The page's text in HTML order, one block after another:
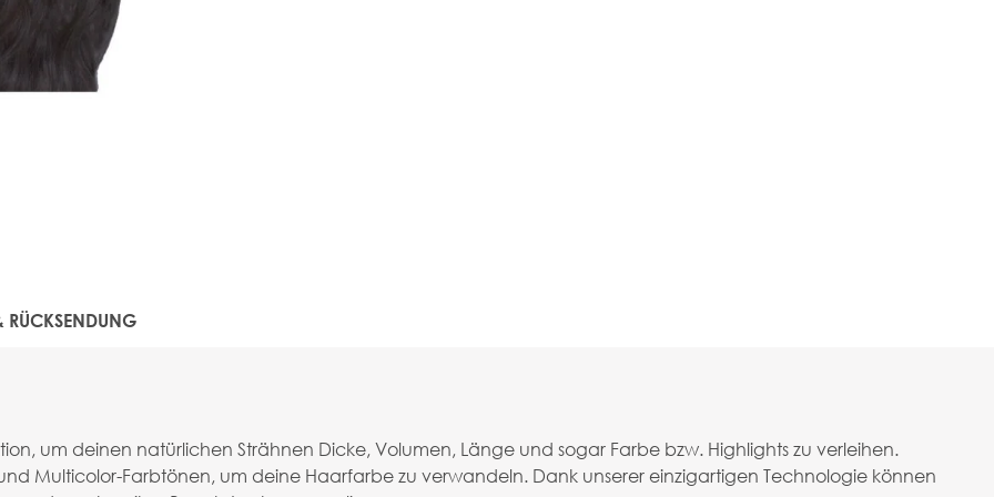
RÜCKSENDUNG
um deinen natürlichen Strähnen Dicke, Volumen, Länge und sogar Farbe bzw. Highlights zu verleihen.
Multicolor-Farbtönen, um deine Haarfarbe zu verwandeln. Dank unserer einzigartigen Technologie können